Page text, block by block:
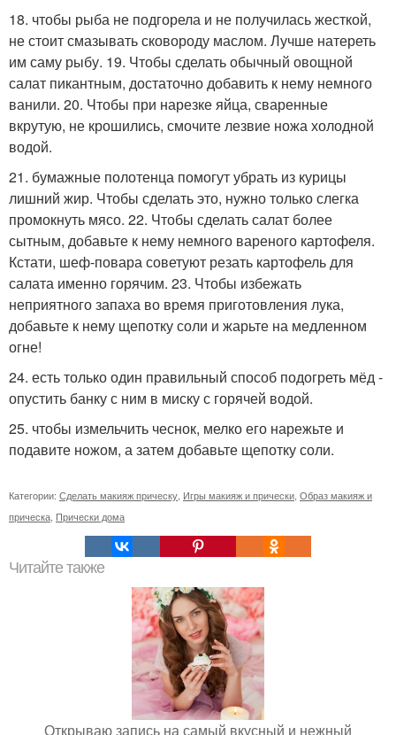
18. чтобы рыба не подгорела и не получилась жесткой,
не стоит смазывать сковороду маслом. Лучше натереть
им саму рыбу. 19. Чтобы сделать обычный овощной
салат пикантным, достаточно добавить к нему немного
ванили. 20. Чтобы при нарезке яйца, сваренные
вкрутую, не крошились, смочите лезвие ножа холодной
водой.
21. бумажные полотенца помогут убрать из курицы
лишний жир. Чтобы сделать это, нужно только слегка
промокнуть мясо. 22. Чтобы сделать салат более
сытным, добавьте к нему немного вареного картофеля.
Кстати, шеф-повара советуют резать картофель для
салата именно горячим. 23. Чтобы избежать
неприятного запаха во время приготовления лука,
добавьте к нему щепотку соли и жарьте на медленном
огне!
24. есть только один правильный способ подогреть мёд -
опустить банку с ним в миску с горячей водой.
25. чтобы измельчить чеснок, мелко его нарежьте и
подавите ножом, а затем добавьте щепотку соли.
Категории: Сделать макияж прическу Игры макияж и прически Образ макияж и
прическа Прически дома
Читайте также
Открываю запись на самый вкусный и нежный